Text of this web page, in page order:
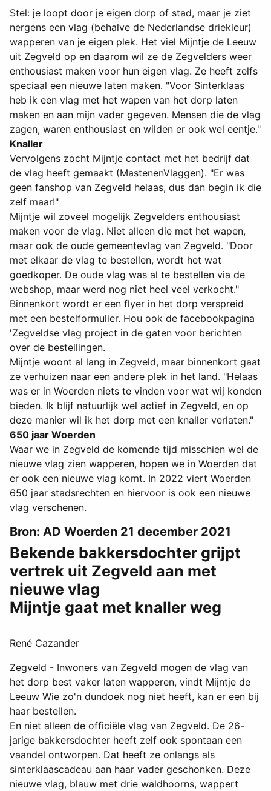
Stel: je loopt door je eigen dorp of stad, maar je ziet
nergens een vlag (behalve de Nederlandse driekleur)
wapperen van je eigen plek. Het viel Mijntje de Leeuw
uit Zegveld op en daarom wil ze de Zegvelders weer
enthousiast maken voor hun eigen vlag. Ze heeft zelfs
speciaal een nieuwe laten maken. "Voor Sinterklaas
heb ik een vlag met het wapen van het dorp laten
maken en aan mijn vader gegeven. Mensen die de vlag
zagen, waren enthousiast en wilden er ook wel eentje."
Knaller
Vervolgens zocht Mijntje contact met het bedrijf dat
de vlag heeft gemaakt (MastenenVlaggen). "Er was
geen fanshop van Zegveld helaas, dus dan begin ik die
zelf maar!"
Mijntje wil zoveel mogelijk Zegvelders enthousiast
maken voor de vlag. Niet alleen die met het wapen,
maar ook de oude gemeentevlag van Zegveld. "Door
met elkaar de vlag te bestellen, wordt het wat
goedkoper. De oude vlag was al te bestellen via de
webshop, maar werd nog niet heel veel verkocht."
Binnenkort wordt er een flyer in het dorp verspreid
met een bestelformulier. Hou ook de facebookpagina
'Zegveldse vlag project in de gaten voor berichten
over de bestellingen.
Mijntje woont al lang in Zegveld, maar binnenkort gaat
ze verhuizen naar een andere plek in het land. "Helaas
was er in Woerden niets te vinden voor wat wij konden
bieden. Ik blijf natuurlijk wel actief in Zegveld, en op
deze manier wil ik het dorp met een knaller verlaten."
650 jaar Woerden
Waar we in Zegveld de komende tijd misschien wel de
nieuwe vlag zien wapperen, hopen we in Woerden dat
er ook een nieuwe vlag komt. In 2022 viert Woerden
650 jaar stadsrechten en hiervoor is ook een nieuwe
vlag verschenen.
Bron: AD Woerden 21 december 2021
Bekende bakkersdochter grijpt
vertrek uit Zegveld aan met
nieuwe vlag
Mijntje gaat met knaller weg
René Cazander
Zegveld - Inwoners van Zegveld mogen de vlag van
het dorp best vaker laten wapperen, vindt Mijntje de
Leeuw Wie zo'n dundoek nog niet heeft, kan er een bij
haar bestellen.
En niet alleen de officiële vlag van Zegveld. De 26-
jarige bakkersdochter heeft zelf ook spontaan een
vaandel ontworpen. Dat heeft ze onlangs als
sinterklaascadeau aan haar vader geschonken. Deze
nieuwe vlag, blauw met drie waldhoorns, wappert